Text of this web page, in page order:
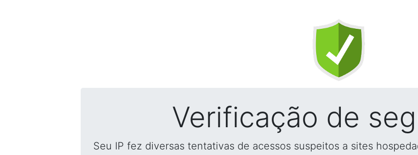
Verificação de
Seu IP fez diversas tentativas de acessos suspeitos a sites